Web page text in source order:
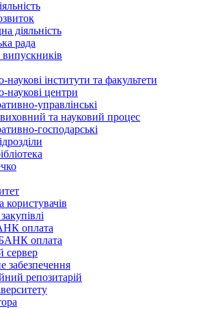
діяльність
рада
випускників
наукові інститути та факультети
наукові центри
управлінські
та науковий процес
господарські
користувачів
оплата
оплата
сервер
забезпечення
репозитарій